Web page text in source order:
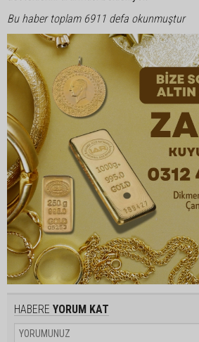
Bu haber toplam 6911 defa okunmuştur
HABERE YORUM KAT